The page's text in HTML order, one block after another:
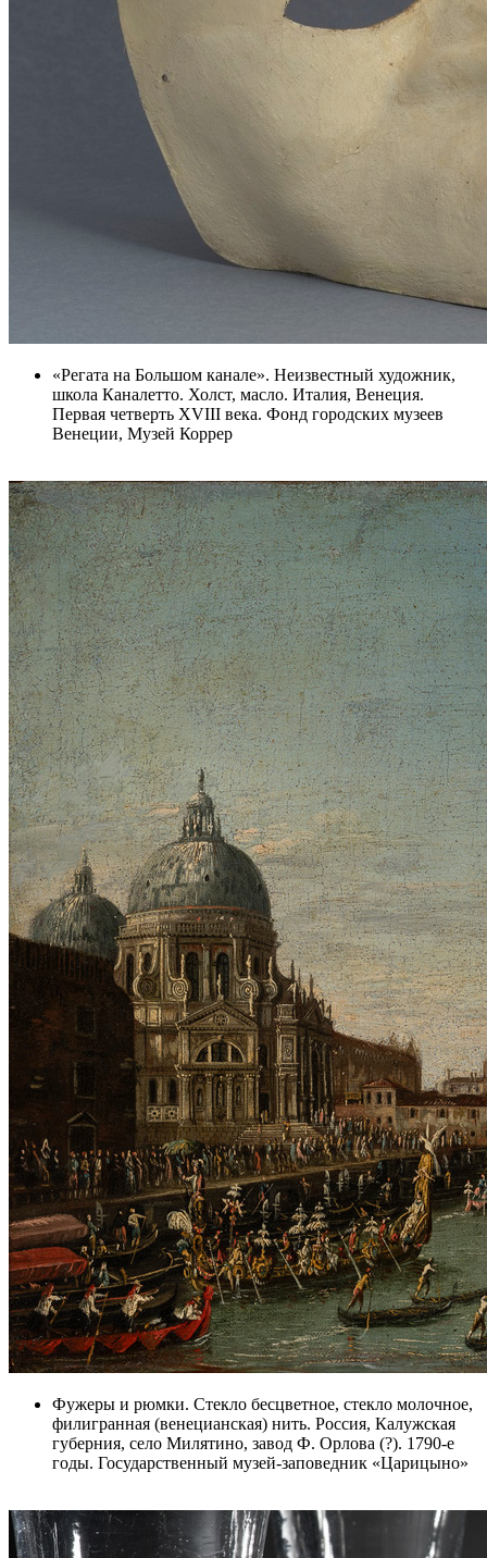
«Регата на Большом канале». Неизвестный художник,
школа Каналетто. Холст, масло. Италия, Венеция.
Первая четверть XVIII века. Фонд городских музеев
Венеции, Музей Коррер
Фужеры и рюмки. Стекло бесцветное, стекло молочное,
филигранная (венецианская) нить. Россия, Калужская
губерния, село Милятино, завод Ф. Орлова (?). 1790-е
годы. Государственный музей-заповедник «Царицыно»